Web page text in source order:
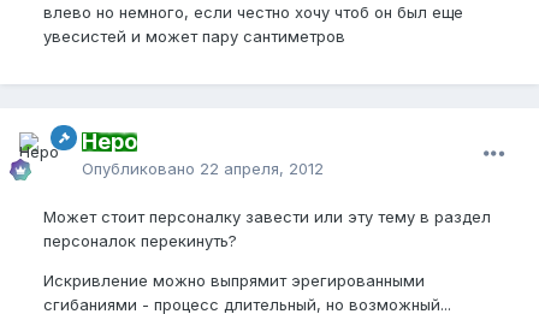
влево но немного, если честно хочу чтоб он был еще
увесистей и может пару сантиметров
Неро
Опубликовано 22 апреля, 2012
Может стоит персоналку завести или эту тему в раздел
персоналок перекинуть?
Искривление можно выпрямит эрегированными
сгибаниями - процесс длительный, но возможный...